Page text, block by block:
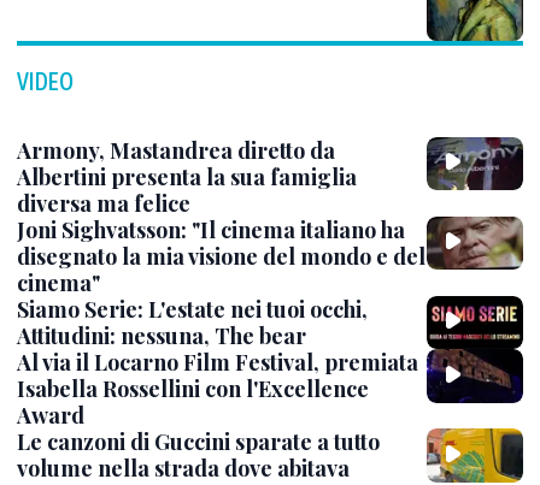
VIDEO
Armony, Mastandrea diretto da
Albertini presenta la sua famiglia
diversa ma felice
Joni Sighvatsson: "Il cinema italiano ha
disegnato la mia visione del mondo e del
cinema"
Siamo Serie: L'estate nei tuoi occhi,
Attitudini: nessuna, The bear
Al via il Locarno Film Festival, premiata
Isabella Rossellini con l'Excellence
Award
Le canzoni di Guccini sparate a tutto
volume nella strada dove abitava